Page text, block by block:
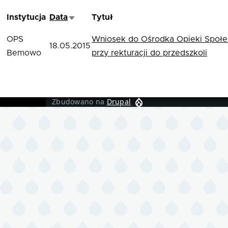
Instytucja DataSortuj rosnąco
Tytuł
OPS
Bemowo
18.05.2015
Wniosek do Ośrodka Opieki
przy rekturacji do przedszkoli
Zbudowano na Drupal